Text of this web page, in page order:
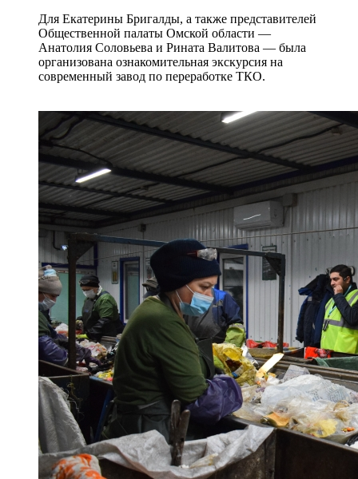
Для Екатерины Бригалды, а также представителей
Общественной палаты Омской области —
Анатолия Соловьева и Рината Валитова — была
организована ознакомительная экскурсия на
современный завод по переработке ТКО.